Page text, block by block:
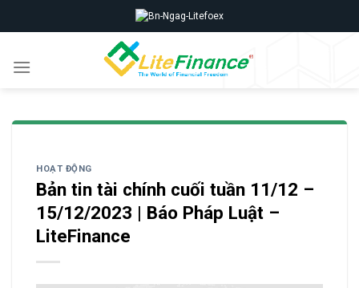
to
HOẠT ĐỘNG
Bản tin tài chính cuối tuần 11/12 –
15/12/2023 | Báo Pháp Luật –
LiteFinance